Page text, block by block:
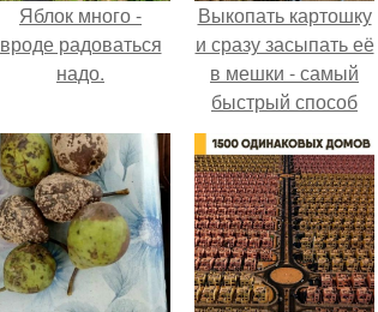
Яблок много -
вроде радоваться
надо.
Выкопать картошку
и сразу засыпать её
в мешки - самый
быстрый способ
спрятать вместе с
урожаем гниль,
порезы и больные
клубни.